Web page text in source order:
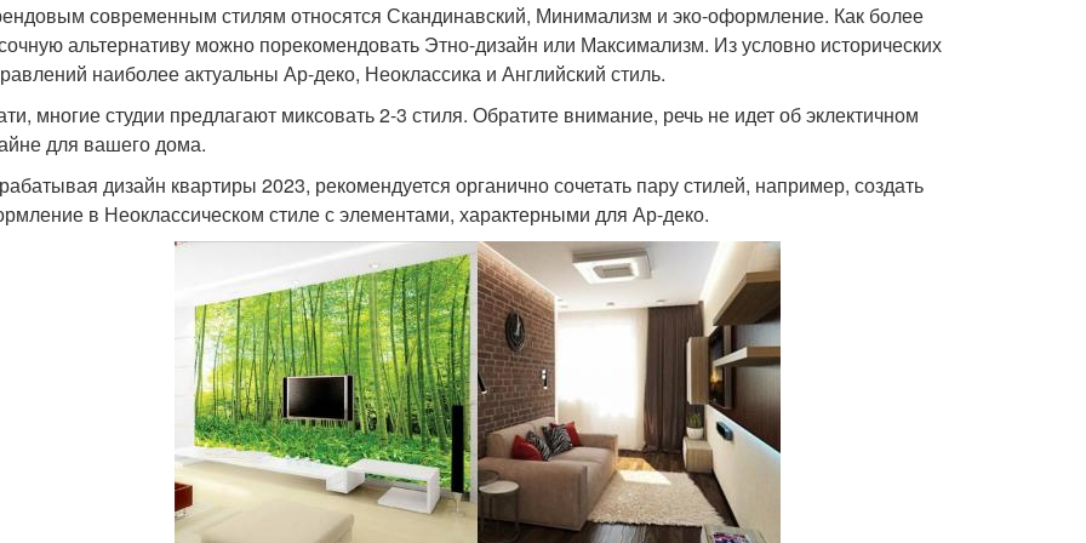
современным стилям относятся Скандинавский, Минимализм и эко-оформление. Как более
альтернативу можно порекомендовать Этно-дизайн или Максимализм. Из условно исторических
наиболее актуальны Ар-деко, Неоклассика и Английский стиль.
многие студии предлагают миксовать 2-3 стиля. Обратите внимание, речь не идет об эклектичном
для вашего дома.
дизайн квартиры 2023, рекомендуется органично сочетать пару стилей, например, создать
в Неоклассическом стиле с элементами, характерными для Ар-деко.